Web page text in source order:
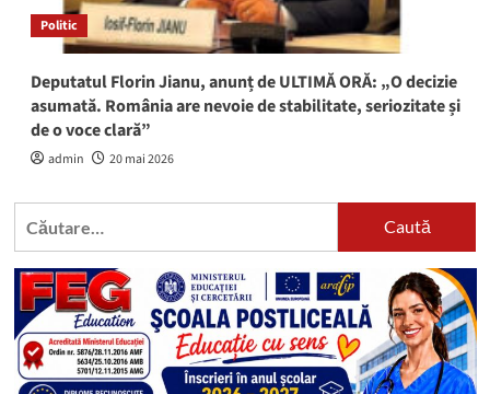
Politic
Deputatul Florin Jianu, anunț de ULTIMĂ ORĂ: „O decizie
asumată. România are nevoie de stabilitate, seriozitate și
de o voce clară”
admin 20 mai 2026